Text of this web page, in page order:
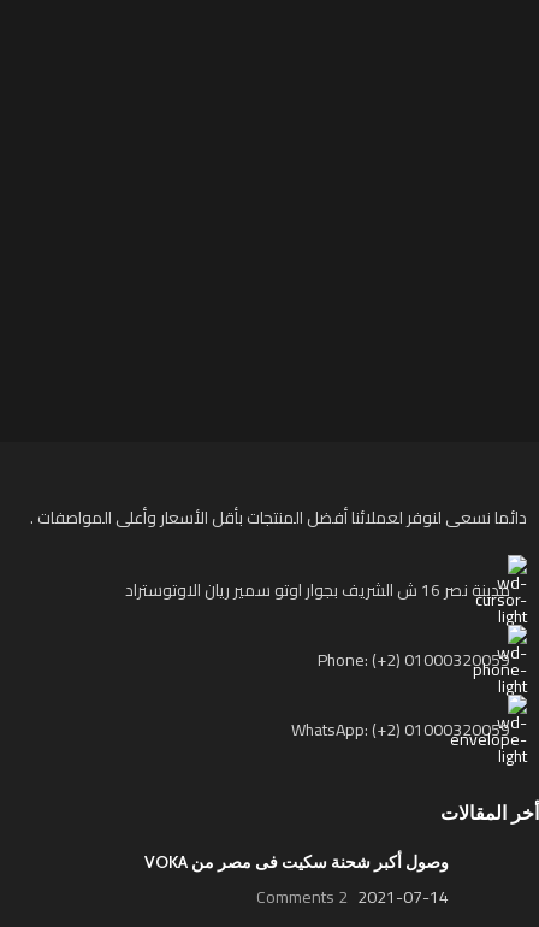
دائما نسعى لنوفر لعملائنا أفضل المنتجات بأقل الأسعار وأعلى المواصفات .
مدينة نصر 16 ش الشريف بجوار اوتو سمير ريان الاوتوستراد
Phone: (+2) 01000320059
WhatsApp: (+2) 01000320059
أخر المقالات
وصول أكبر شحنة سكيت فى مصر من VOKA
2021-07-14
2 Comments